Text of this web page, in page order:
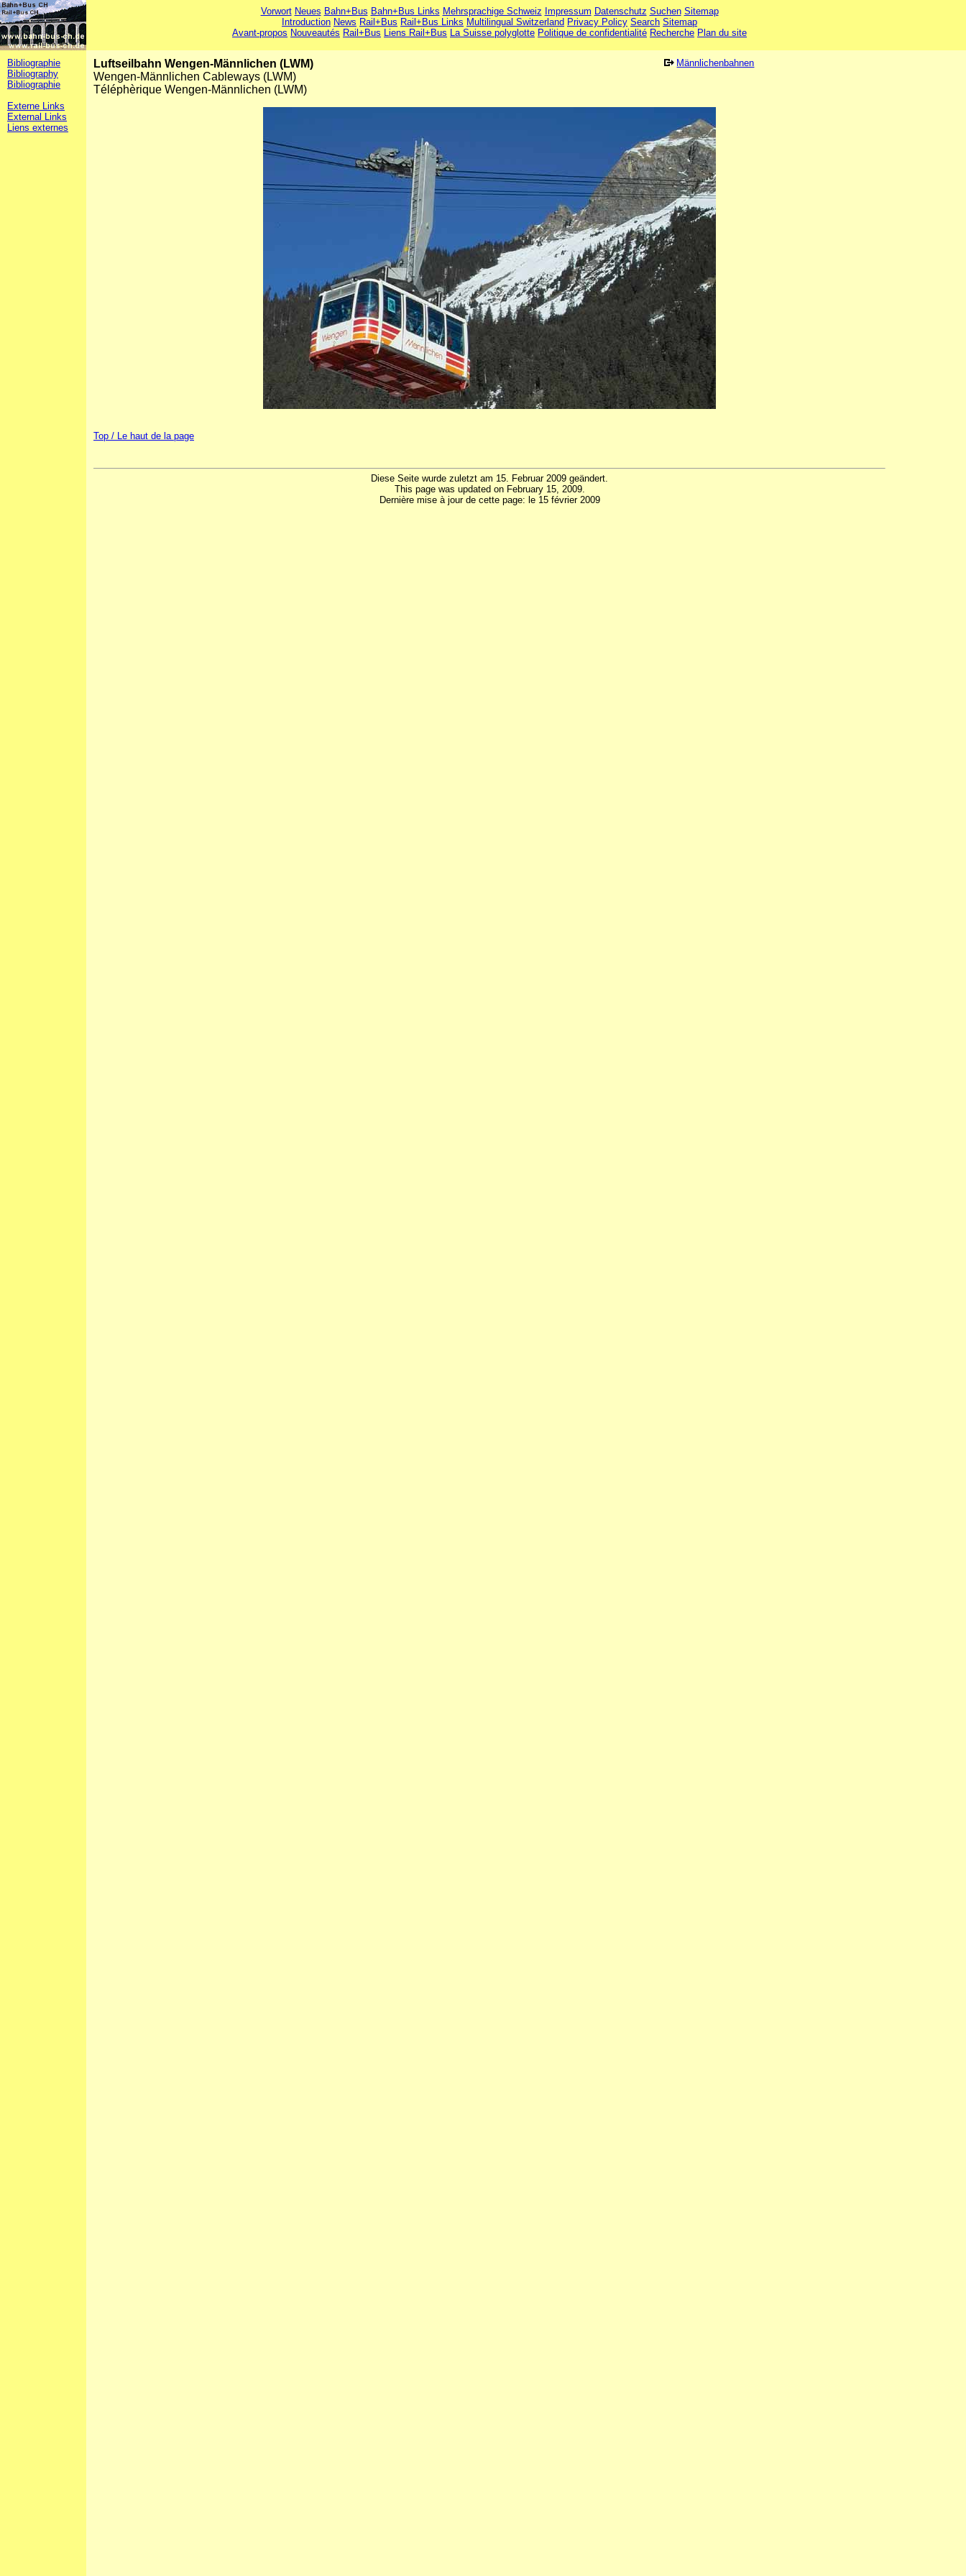
Vorwort Neues Bahn+Bus Bahn+Bus Links Mehrsprachige Schweiz Impressum Datenschutz Suchen Sitemap
Introduction News Rail+Bus Rail+Bus Links Multilingual Switzerland Privacy Policy Search Sitemap
Avant-propos Nouveautés Rail+Bus Liens Rail+Bus La Suisse polyglotte Politique de confidentialité Recherche Plan du site
Bibliographie
Bibliography
Bibliographie
Externe Links
External Links
Liens externes
Luftseilbahn Wengen-Männlichen (LWM)
Wengen-Männlichen Cableways (LWM)
Téléphèrique Wengen-Männlichen (LWM)
Männlichenbahnen
Top / Le haut de la page
Diese Seite wurde zuletzt am 15. Februar 2009 geändert.
This page was updated on February 15, 2009.
Dernière mise à jour de cette page: le 15 février 2009